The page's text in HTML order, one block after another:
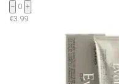
− 0 +
€3.99